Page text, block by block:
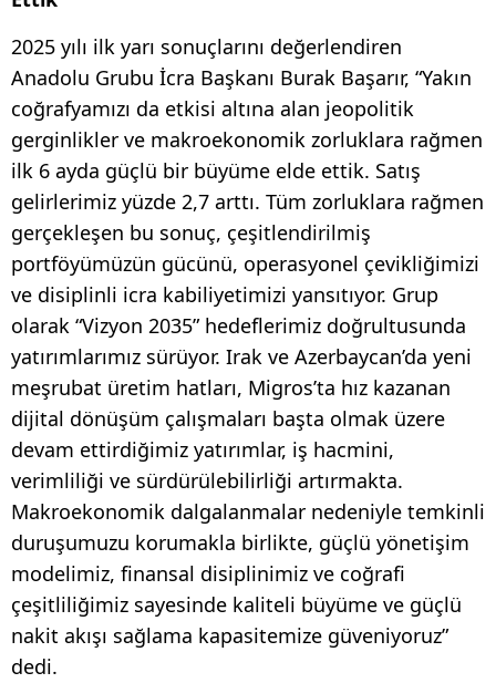
2025 yılı ilk yarı sonuçlarını değerlendiren
Anadolu Grubu İcra Başkanı Burak Başarır, “Yakın
coğrafyamızı da etkisi altına alan jeopolitik
gerginlikler ve makroekonomik zorluklara rağmen
ilk 6 ayda güçlü bir büyüme elde ettik. Satış
gelirlerimiz yüzde 2,7 arttı. Tüm zorluklara rağmen
gerçekleşen bu sonuç, çeşitlendirilmiş
portföyümüzün gücünü, operasyonel çevikliğimizi
ve disiplinli icra kabiliyetimizi yansıtıyor. Grup
olarak “Vizyon 2035” hedeflerimiz doğrultusunda
yatırımlarımız sürüyor. Irak ve Azerbaycan’da yeni
meşrubat üretim hatları, Migros’ta hız kazanan
dijital dönüşüm çalışmaları başta olmak üzere
devam ettirdiğimiz yatırımlar, iş hacmini,
verimliliği ve sürdürülebilirliği artırmakta.
Makroekonomik dalgalanmalar nedeniyle temkinli
duruşumuzu korumakla birlikte, güçlü yönetişim
modelimiz, finansal disiplinimiz ve coğrafi
çeşitliliğimiz sayesinde kaliteli büyüme ve güçlü
nakit akışı sağlama kapasitemize güveniyoruz”
dedi.